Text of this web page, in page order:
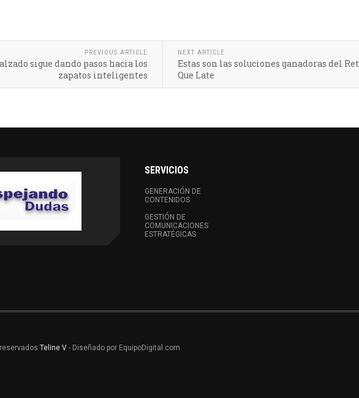
PREVIOUS ARTICLE
sigue dando pasos hacia los
zapatos inteligentes
NEXT ARTICLE
Estas son las soluciones ganadoras del
Que Late
SERVICIOS
GENERACIÓN DE
CONTENIDOS
GESTIÓN DE
COMUNICACIONES
ESTRATÉGICAS
Teline V - Diseñado por EquipoDigital.com